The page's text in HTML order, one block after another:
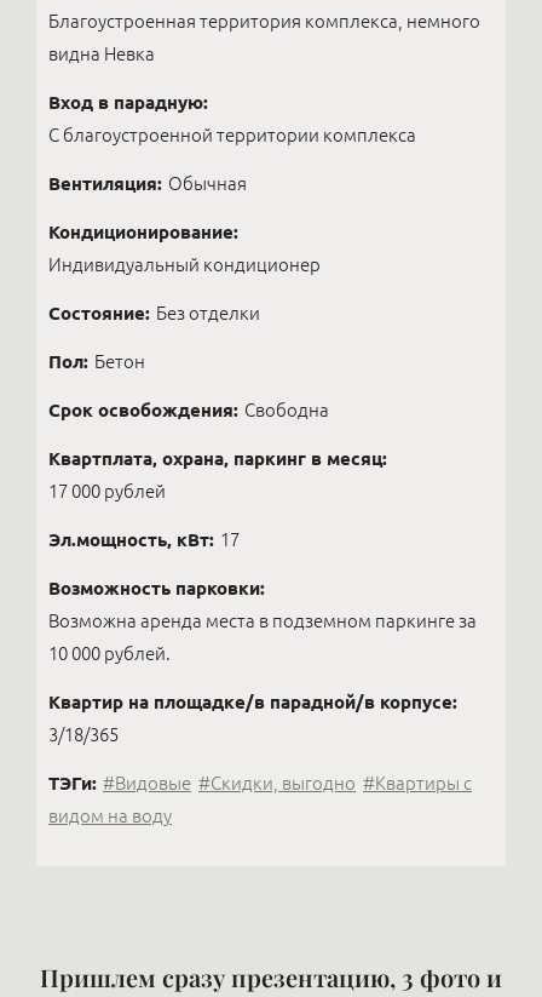
Благоустроенная территория комплекса, немного
видна Невка
Вход в парадную:
С благоустроенной территории комплекса
Вентиляция: Обычная
Кондиционирование:
Индивидуальный кондиционер
Состояние: Без отделки
Пол: Бетон
Срок освобождения: Свободна
Квартплата, охрана, паркинг в месяц:
17 000 рублей
Эл.мощность, кВт: 17
Возможность парковки:
Возможна аренда места в подземном паркинге за
10 000 рублей.
Квартир на площадке/в парадной/в корпусе:
3/18/365
ТЭГи: #Видовые #Скидки, выгодно #Квартиры с
видом на воду
Пришлем сразу презентацию, 3 фото и